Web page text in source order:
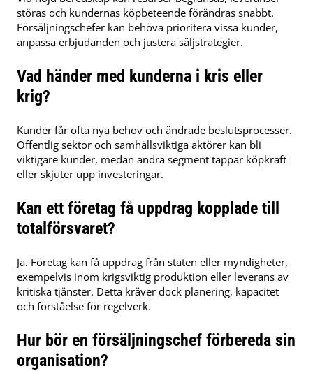
störas och kundernas köpbeteende förändras snabbt.
Försäljningschefer kan behöva prioritera vissa kunder,
anpassa erbjudanden och justera säljstrategier.
Vad händer med kunderna i kris eller
krig?
Kunder får ofta nya behov och ändrade beslutsprocesser.
Offentlig sektor och samhällsviktiga aktörer kan bli
viktigare kunder, medan andra segment tappar köpkraft
eller skjuter upp investeringar.
Kan ett företag få uppdrag kopplade till
totalförsvaret?
Ja. Företag kan få uppdrag från staten eller myndigheter,
exempelvis inom krigsviktig produktion eller leverans av
kritiska tjänster. Detta kräver dock planering, kapacitet
och förståelse för regelverk.
Hur bör en försäljningschef förbereda sin
organisation?